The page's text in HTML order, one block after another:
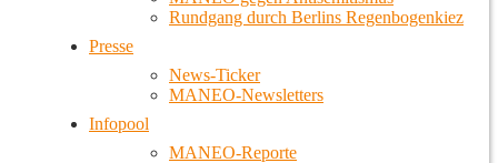
Rundgang durch Berlins Regenbogenkiez
Presse
News-Ticker
MANEO-Newsletters
Infopool
MANEO-Reporte